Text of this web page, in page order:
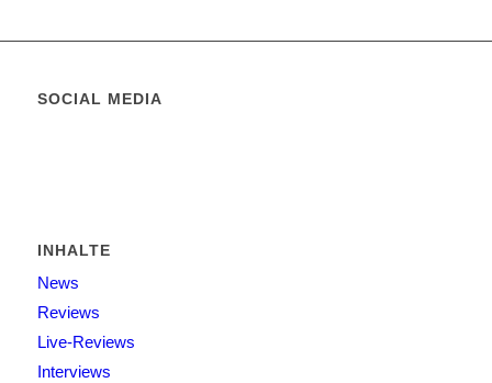
SOCIAL MEDIA
INHALTE
News
Reviews
Live-Reviews
Interviews